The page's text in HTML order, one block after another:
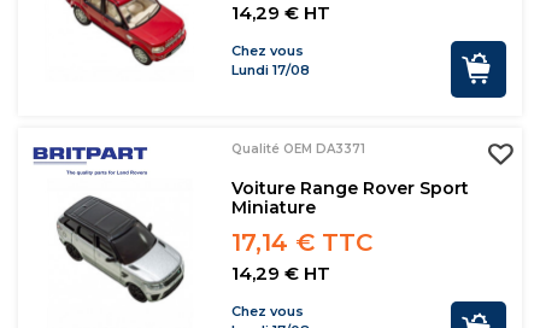
14,29 € HT
Chez vous
Lundi 17/08
Qualité OEM DA3371
Voiture Range Rover Sport
Miniature
17,14 € TTC
14,29 € HT
Chez vous